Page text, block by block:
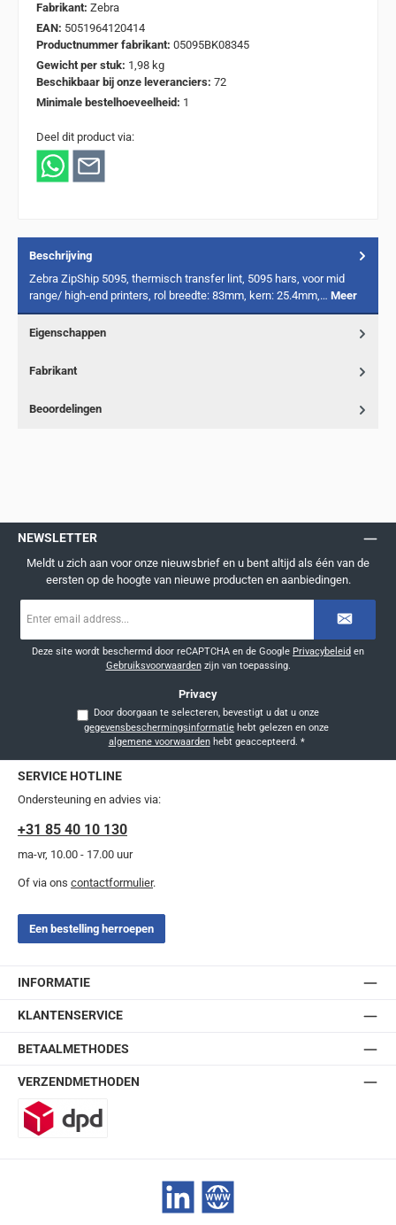
Fabrikant: Zebra
EAN: 5051964120414
Productnummer fabrikant: 05095BK08345
Gewicht per stuk: 1,98 kg
Beschikbaar bij onze leveranciers: 72
Minimale bestelhoeveelheid: 1
Deel dit product via:
Beschrijving
Zebra ZipShip 5095, thermisch transfer lint, 5095 hars, voor mid
range/ high-end printers, rol breedte: 83mm, kern: 25.4mm,… Meer
Eigenschappen
Fabrikant
Beoordelingen
NEWSLETTER
Meldt u zich aan voor onze nieuwsbrief en u bent altijd als één van de
eersten op de hoogte van nieuwe producten en aanbiedingen.
mailadres
Deze site wordt beschermd door reCAPTCHA en de Google Privacybeleid en
Gebruiksvoorwaardenzijn van toepassing.
Privacy
Door doorgaan te selecteren, bevestigt u dat u onze
gegevensbeschermingsinformatie
algemene voorwaardenhebt geaccepteerd. *
SERVICE HOTLINE
Ondersteuning en advies via:
+31 85 40 10 130
ma-vr, 10.00 - 17.00 uur
Of via ons contactformulier.
Een bestelling herroepen
INFORMATIE
KLANTENSERVICE
BETAALMETHODES
VERZENDMETHODEN
LinkedIn Website